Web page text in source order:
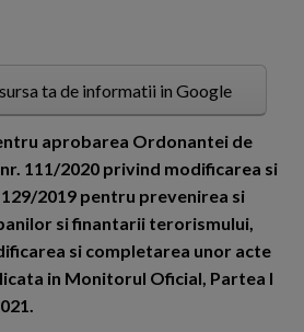
ta de informatii in Google
aprobarea Ordonantei de
111/2020 privind modificarea si
2019 pentru prevenirea si
si finantarii terorismului,
si completarea unor acte
in Monitorul Oficial, Partea I